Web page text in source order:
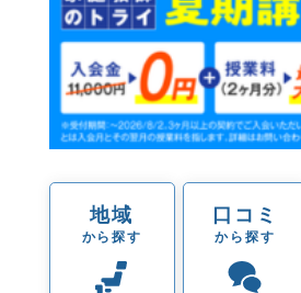
地域
から探す
口コミ
から探す